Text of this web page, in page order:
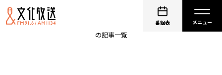
番組表
の記事一覧